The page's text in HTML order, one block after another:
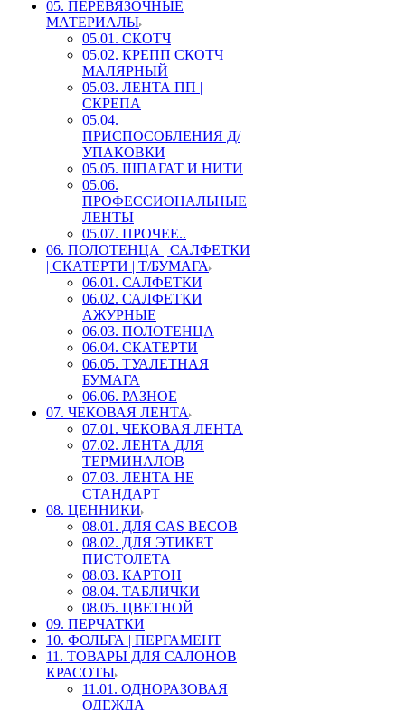
05. ПЕРЕВЯЗОЧНЫЕ
МАТЕРИАЛЫ
05.01. СКОТЧ
05.02. КРЕПП СКОТЧ
МАЛЯРНЫЙ
05.03. ЛЕНТА ПП |
СКРЕПА
05.04.
ПРИСПОСОБЛЕНИЯ Д/
УПАКОВКИ
05.05. ШПАГАТ И НИТИ
05.06.
ПРОФЕССИОНАЛЬНЫЕ
ЛЕНТЫ
05.07. ПРОЧЕЕ..
06. ПОЛОТЕНЦА | САЛФЕТКИ
| СКАТЕРТИ | Т/БУМАГА
06.01. САЛФЕТКИ
06.02. САЛФЕТКИ
АЖУРНЫЕ
06.03. ПОЛОТЕНЦА
06.04. СКАТЕРТИ
06.05. ТУАЛЕТНАЯ
БУМАГА
06.06. РАЗНОЕ
07. ЧЕКОВАЯ ЛЕНТА
07.01. ЧЕКОВАЯ ЛЕНТА
07.02. ЛЕНТА ДЛЯ
ТЕРМИНАЛОВ
07.03. ЛЕНТА НЕ
СТАНДАРТ
08. ЦЕННИКИ
08.01. ДЛЯ CAS ВЕСОВ
08.02. ДЛЯ ЭТИКЕТ
ПИСТОЛЕТА
08.03. КАРТОН
08.04. ТАБЛИЧКИ
08.05. ЦВЕТНОЙ
09. ПЕРЧАТКИ
10. ФОЛЬГА | ПЕРГАМЕНТ
11. ТОВАРЫ ДЛЯ САЛОНОВ
КРАСОТЫ
11.01. ОДНОРАЗОВАЯ
ОДЕЖДА